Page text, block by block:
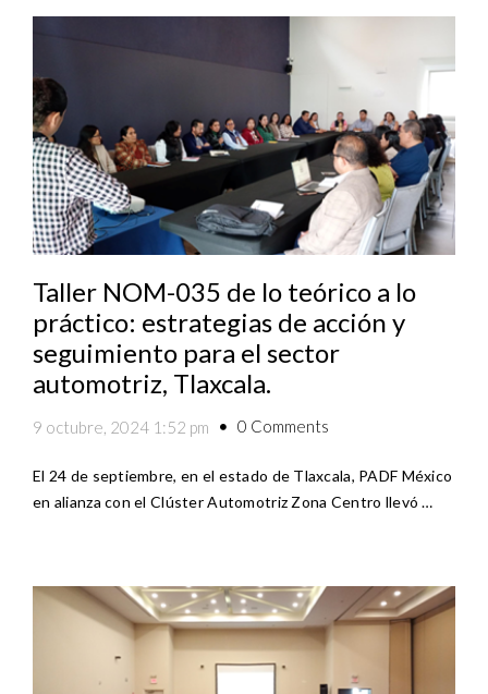
Taller NOM-035 de lo teórico a lo
práctico: estrategias de acción y
seguimiento para el sector
automotriz, Tlaxcala.
9 octubre, 2024 1:52 pm 0 Comments
El 24 de septiembre, en el estado de Tlaxcala, PADF México
en alianza con el Clúster Automotriz Zona Centro llevó …